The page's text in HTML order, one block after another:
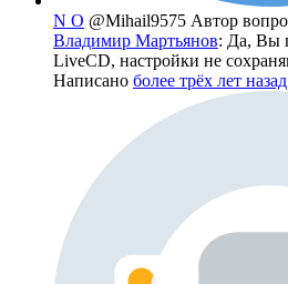
N O @Mihail9575 Автор
Владимир Мартьянов: Да, Вы
LiveCD, настройки не
Написано более трёх лет назад